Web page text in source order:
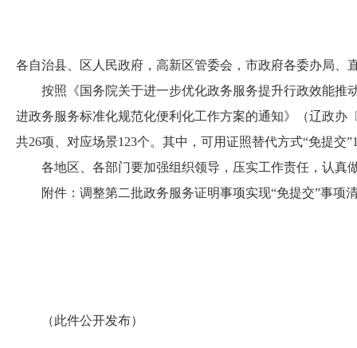
各自治县、区人民政府，高新区管委会，市政府各委办局、
按照《国务院关于进一步优化政务服务提升行政效能推动
进政务服务标准化规范化便利化工作方案的通知》（辽政办
共26项、对应场景123个。其中，可用证照替代方式“免提交
各地区、各部门要加强组织领导，压实工作责任，认真
附件：调整第二批政务服务证明事项实现“免提交”事项
（此件公开发布）